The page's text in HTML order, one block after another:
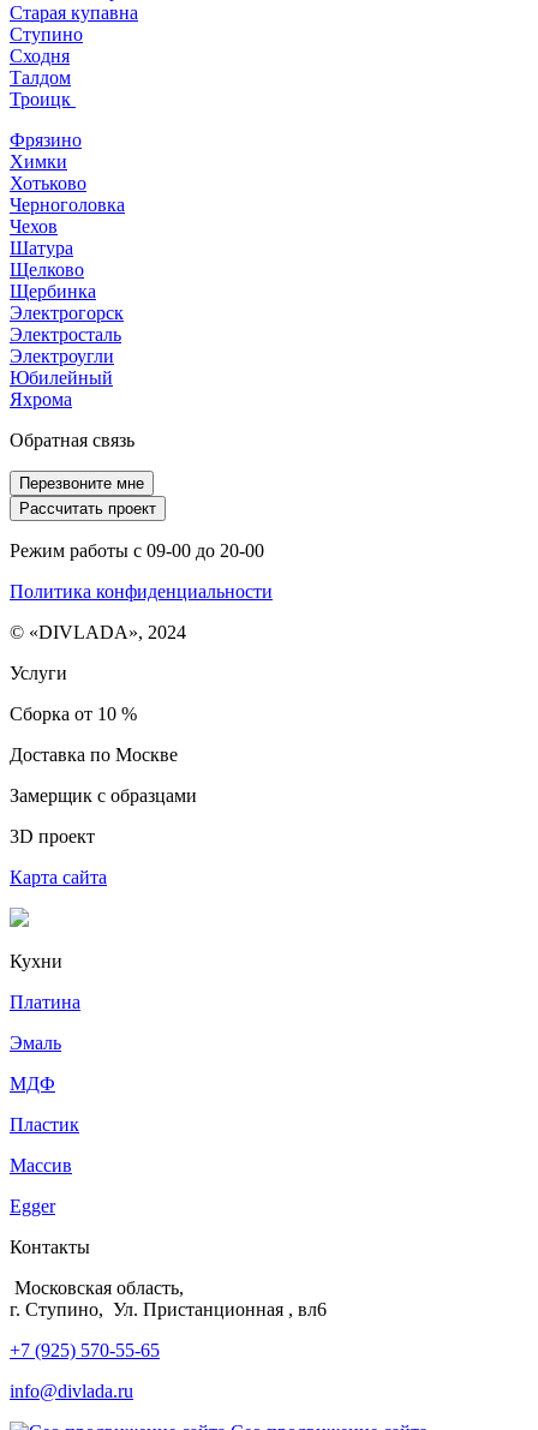
Старая купавна
Ступино
Сходня
Талдом
Троицк
Фрязино
Химки
Хотьково
Черноголовка
Чехов
Шатура
Щелково
Щербинка
Электрогорск
Электросталь
Электроугли
Юбилейный
Яхрома
Обратная связь
Перезвоните мне
Рассчитать проект
Режим работы с 09-00 до 20-00
Политика конфиденциальности
© «DIVLADA», 2024
Услуги
Сборка от 10 %
Доставка по Москве
Замерщик с образцами
3D проект
Карта сайта
Кухни
Платина
Эмаль
МДФ
Пластик
Массив
Egger
Контакты
Московская область,
г. Ступино, Ул. Пристанционная , вл6
+7 (925) 570-55-65
info@divlada.ru